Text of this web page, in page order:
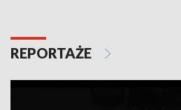
REPORTAŻE